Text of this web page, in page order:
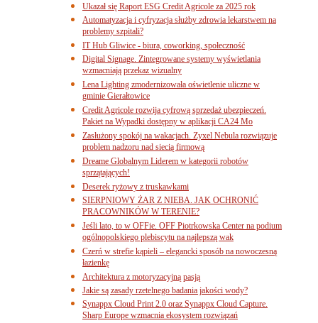
Ukazał się Raport ESG Credit Agricole za 2025 rok
Automatyzacja i cyfryzacja służby zdrowia lekarstwem na
problemy szpitali?
IT Hub Gliwice - biura, coworking, społeczność
Digital Signage. Zintegrowane systemy wyświetlania
wzmacniają przekaz wizualny
Lena Lighting zmodernizowała oświetlenie uliczne w
gminie Gierałtowice
Credit Agricole rozwija cyfrową sprzedaż ubezpieczeń.
Pakiet na Wypadki dostępny w aplikacji CA24 Mo
Zasłużony spokój na wakacjach. Zyxel Nebula rozwiązuje
problem nadzoru nad siecią firmową
Dreame Globalnym Liderem w kategorii robotów
sprzątających!
Deserek ryżowy z truskawkami
SIERPNIOWY ŻAR Z NIEBA. JAK OCHRONIĆ
PRACOWNIKÓW W TERENIE?
Jeśli lato, to w OFFie. OFF Piotrkowska Center na podium
ogólnopolskiego plebiscytu na najlepszą wak
Czerń w strefie kąpieli – elegancki sposób na nowoczesną
łazienkę
Architektura z motoryzacyjną pasją
Jakie są zasady rzetelnego badania jakości wody?
Synappx Cloud Print 2.0 oraz Synappx Cloud Capture.
Sharp Europe wzmacnia ekosystem rozwiązań